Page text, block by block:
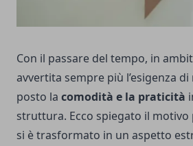
Con il passare del tempo, in
avvertita sempre più l’esigenza
posto la comodità e la praticità
struttura. Ecco spiegato il motivo
si è trasformato in un aspetto